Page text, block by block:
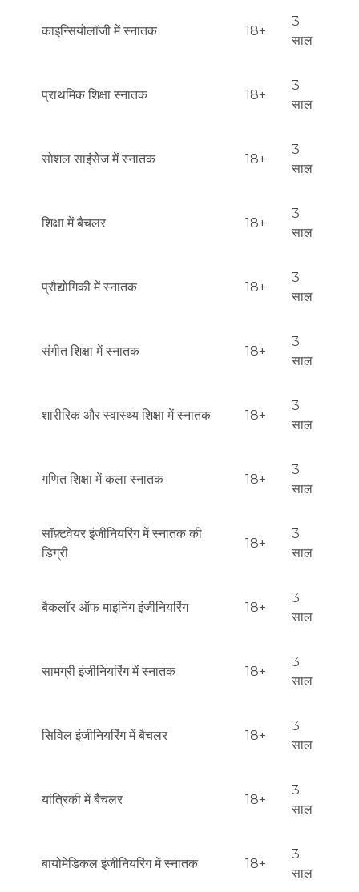
काइन्सियोलॉजी में स्नातक 18+
3
साल
प्राथमिक शिक्षा स्नातक 18+
3
साल
सोशल साइंसेज में स्नातक 18+
3
साल
शिक्षा में बैचलर 18+
3
साल
प्रौद्योगिकी में स्नातक 18+
3
साल
संगीत शिक्षा में स्नातक 18+
3
साल
शारीरिक और स्वास्थ्य शिक्षा में स्नातक 18+
3
साल
गणित शिक्षा में कला स्नातक 18+
3
साल
सॉफ़्टवेयर इंजीनियरिंग में स्नातक की
डिग्री
18+
3
साल
बैकलॉर ऑफ माइनिंग इंजीनियरिंग 18+
3
साल
सामग्री इंजीनियरिंग में स्नातक 18+
3
साल
सिविल इंजीनियरिंग में बैचलर 18+
3
साल
यांत्रिकी में बैचलर 18+
3
साल
बायोमेडिकल इंजीनियरिंग में स्नातक 18+
3
साल